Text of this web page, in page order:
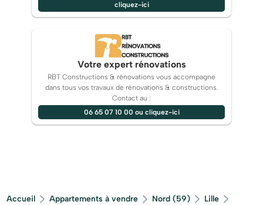
cliquez-ici
Votre expert rénovations
RBT Constructions & rénovations vous accompagne
dans tous vos travaux de rénovations & constructions.
Contact au :
06 65 07 10 00 ou cliquez-ici
Accueil Appartements à vendre Nord (59)
Lille